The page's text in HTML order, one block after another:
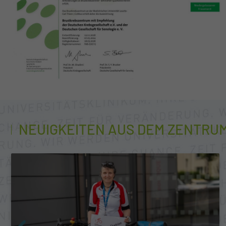
NEUIGKEITEN AUS DEM